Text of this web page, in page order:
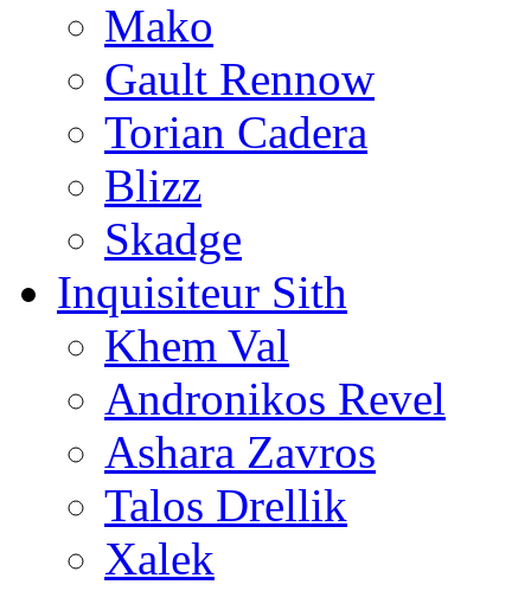
Mako
Gault Rennow
Torian Cadera
Blizz
Skadge
Inquisiteur Sith
Khem Val
Andronikos Revel
Ashara Zavros
Talos Drellik
Xalek